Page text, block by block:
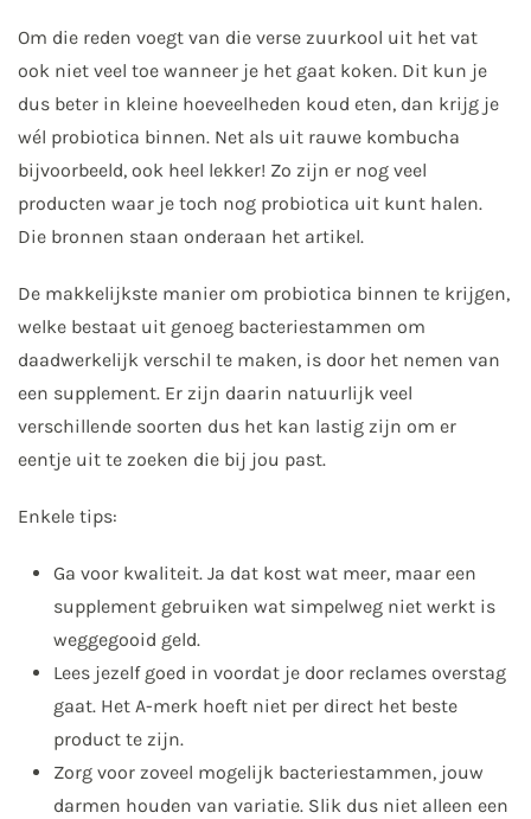
Om die reden voegt van die verse zuurkool uit het vat
ook niet veel toe wanneer je het gaat koken. Dit kun je
dus beter in kleine hoeveelheden koud eten, dan krijg je
wél probiotica binnen. Net als uit rauwe kombucha
bijvoorbeeld, ook heel lekker! Zo zijn er nog veel
producten waar je toch nog probiotica uit kunt halen.
Die bronnen staan onderaan het artikel.
De makkelijkste manier om probiotica binnen te krijgen,
welke bestaat uit genoeg bacteriestammen om
daadwerkelijk verschil te maken, is door het nemen van
een supplement. Er zijn daarin natuurlijk veel
verschillende soorten dus het kan lastig zijn om er
eentje uit te zoeken die bij jou past.
Enkele tips:
Ga voor kwaliteit. Ja dat kost wat meer, maar een
supplement gebruiken wat simpelweg niet werkt is
weggegooid geld.
Lees jezelf goed in voordat je door reclames overstag
gaat. Het A-merk hoeft niet per direct het beste
product te zijn.
Zorg voor zoveel mogelijk bacteriestammen, jouw
darmen houden van variatie. Slik dus niet alleen een